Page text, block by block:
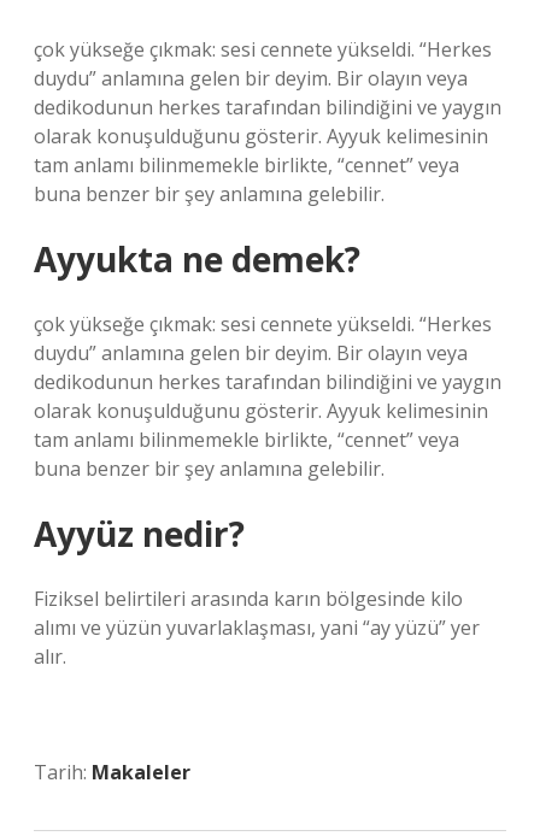
çok yükseğe çıkmak: sesi cennete yükseldi. “Herkes
duydu” anlamına gelen bir deyim. Bir olayın veya
dedikodunun herkes tarafından bilindiğini ve yaygın
olarak konuşulduğunu gösterir. Ayyuk kelimesinin
tam anlamı bilinmemekle birlikte, “cennet” veya
buna benzer bir şey anlamına gelebilir.
Ayyukta ne demek?
çok yükseğe çıkmak: sesi cennete yükseldi. “Herkes
duydu” anlamına gelen bir deyim. Bir olayın veya
dedikodunun herkes tarafından bilindiğini ve yaygın
olarak konuşulduğunu gösterir. Ayyuk kelimesinin
tam anlamı bilinmemekle birlikte, “cennet” veya
buna benzer bir şey anlamına gelebilir.
Ayyüz nedir?
Fiziksel belirtileri arasında karın bölgesinde kilo
alımı ve yüzün yuvarlaklaşması, yani “ay yüzü” yer
alır.
Tarih: Makaleler